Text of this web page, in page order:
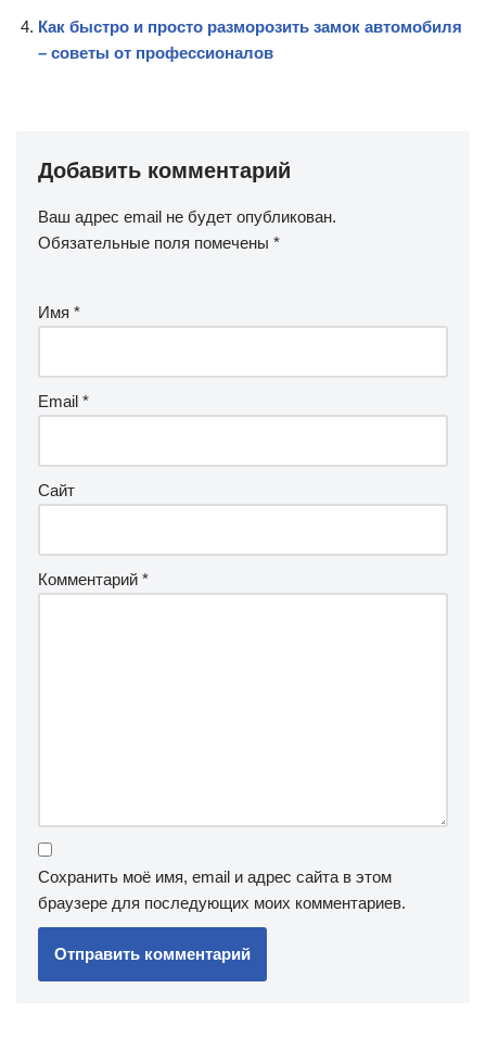
Как быстро и просто разморозить замок автомобиля
– советы от профессионалов
Добавить комментарий
Ваш адрес email не будет опубликован.
Обязательные поля помечены *
Имя *
Email *
Сайт
Комментарий *
Сохранить моё имя, email и адрес сайта в этом
браузере для последующих моих комментариев.